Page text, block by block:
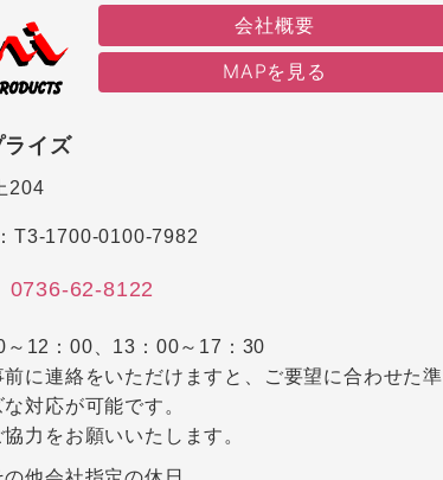
会社概要
MAPを見る
ライズ
204
T3-1700-0100-7982
0736-62-8122
～12：00、13：00～17：30
に連絡をいただけますと、ご要望に合わせた準
対応が可能です。
力をお願いいたします。